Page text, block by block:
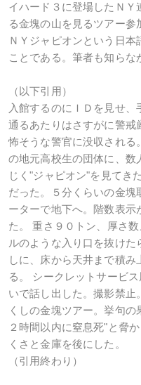
イハード３に登場したＮ
る金塊の山を見るツアー
ＮＹジャピオンという日
ことである。筆者も知らな
（以下引用）
入館するのにＩＤを見せ
通るあたりはさすがに警戒
怖そうな警官に没収される
の地元高校生の団体に、数
じく"ジャピオン"を見てき
だった。５分くらいの金塊
ーターで地下へ。階数表示
た。 重さ９０トン、厚さ
ルのような入り口を抜け
しに、床から天井まで積み
る。 シークレットサービ
いで話し出した。撮影禁止
くしの金塊ツアー。挙句の
２時間以内に窒息死"と脅
くさと金庫を後にした。
（引用終わり）